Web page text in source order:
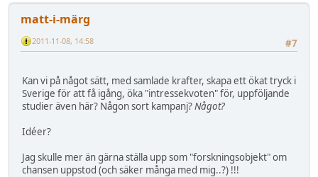
matt-i-märg
#7
2011-11-08, 14:58
Kan vi på något sätt, med samlade krafter, skapa ett ökat tryck i
Sverige för att få igång, öka "intressekvoten" för, uppföljande
studier även här? Någon sort kampanj?Något?
Idéer?
Jag skulle mer än gärna ställa upp som "forskningsobjekt" om
chansen uppstod (och säker många med mig..?) !!!